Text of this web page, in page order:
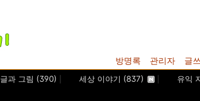
방명록 관리자 글
글과 그림 (390) 세상 이야기 (837) 유익